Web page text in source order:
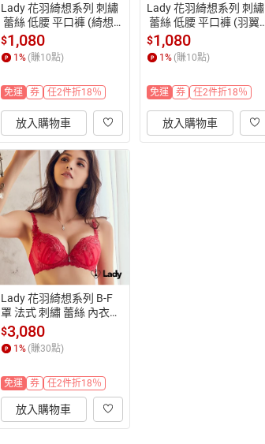
Lady 花羽綺想系列 刺繡
蕾絲 低腰 平口褲 (綺想
紅)
$1,080
1% (賺10點)
免運 券 任2件折18％
放入購物車
Lady 花羽綺想系列 刺繡
蕾絲 低腰 平口褲 (羽翼
白)
$1,080
1% (賺10點)
免運 券 任2件折18％
放入購物車
Lady 花羽綺想系列 B-F
罩 法式 刺繡 蕾絲 內衣
(綺想紅)
$3,080
1% (賺30點)
免運 券 任2件折18％
放入購物車